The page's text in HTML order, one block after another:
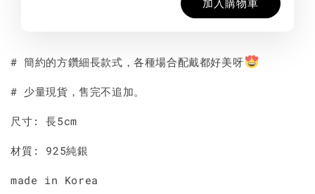
# 簡約的方鑽細長款式，各種場合配戴都好美呀
# 少量現貨，售完不追加。
尺寸: 長5cm
材質: 925純銀
made in Korea